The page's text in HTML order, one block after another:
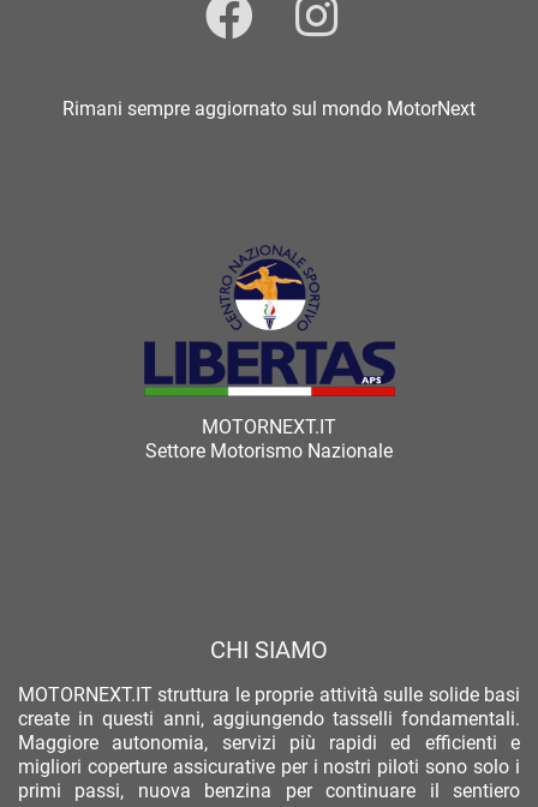
Rimani sempre aggiornato sul mondo MotorNext
MOTORNEXT.IT
Settore Motorismo Nazionale
CHI SIAMO
MOTORNEXT.IT struttura le proprie attività sulle solide basi
create in questi anni, aggiungendo tasselli fondamentali.
Maggiore autonomia, servizi più rapidi ed efficienti e
migliori coperture assicurative per i nostri piloti sono solo i
primi passi, nuova benzina per continuare il sentiero